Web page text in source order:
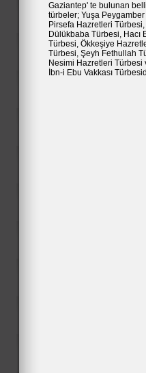
Gaziantep' te bulunan
türbeler; Yuşa Peygamber
Pirsefa Hazretleri Türbesi,
Dülükbaba Türbesi, Hacı
Türbesi, Ökkeşiye
Türbesi, Şeyh Fethullah
Nesimi Hazretleri Türbesi
İbn-i Ebu Vakkası